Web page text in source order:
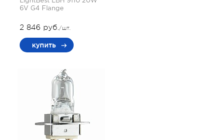
6V G4 Flange
2 846 руб./шт.
купить